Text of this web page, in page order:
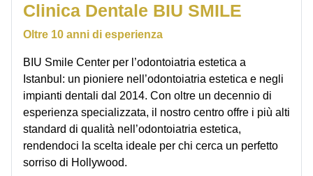
Clinica Dentale BIU SMILE
Oltre 10 anni di esperienza
BIU Smile Center per l’odontoiatria estetica a
Istanbul: un pioniere nell’odontoiatria estetica e negli
impianti dentali dal 2014. Con oltre un decennio di
esperienza specializzata, il nostro centro offre i più alti
standard di qualità nell’odontoiatria estetica,
rendendoci la scelta ideale per chi cerca un perfetto
sorriso di Hollywood.